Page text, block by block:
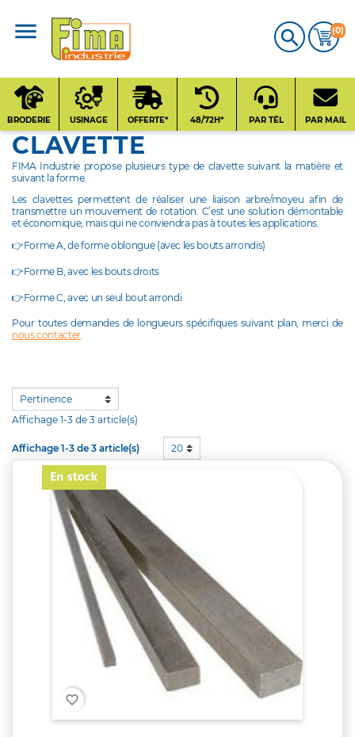
 (0)
CATALOGUE
PRODUITS
?
Contact
BRODERIE USINAGE OFFERTE* 48/72H* PAR TÉL PAR MAIL
CLAVETTE
FIMA Industrie propose plusieurs type de clavette suivant la matière et
suivant la forme.
Les clavettes permettent de réaliser une liaison arbre/moyeu afin de
transmettre un mouvement de rotation. C’est une solution démontable
et économique, mais qui ne conviendra pas à toutes les applications.
👉Forme A, de forme oblongue (avec les bouts arrondis)
👉Forme B, avec les bouts droits
👉Forme C, avec un seul bout arrondi
Pour toutes demandes de longueurs spécifiques suivant plan, merci de
nous contacter.
Affichage 1-3 de 3 article(s)
Affichage 1-3 de 3 article(s) 20
favorite_border